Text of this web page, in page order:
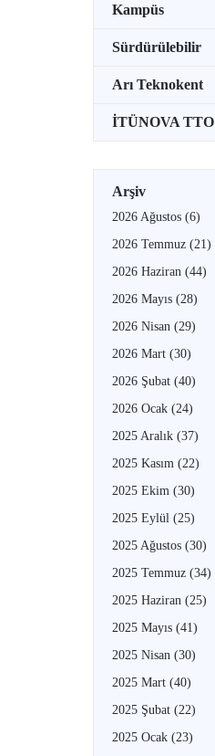
Kampüs
Sürdürülebilir
Arı Teknokent
İTÜNOVA TTO
Arşiv
2026 Ağustos (6)
2026 Temmuz (21)
2026 Haziran (44)
2026 Mayıs (28)
2026 Nisan (29)
2026 Mart (30)
2026 Şubat (40)
2026 Ocak (24)
2025 Aralık (37)
2025 Kasım (22)
2025 Ekim (30)
2025 Eylül (25)
2025 Ağustos (30)
2025 Temmuz (34)
2025 Haziran (25)
2025 Mayıs (41)
2025 Nisan (30)
2025 Mart (40)
2025 Şubat (22)
2025 Ocak (23)